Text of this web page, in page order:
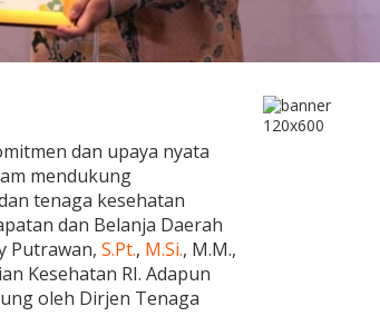
dan upaya nyata
mendukung
tenaga kesehatan
dan Belanja Daerah
Putrawan, S.Pt., M.Si., M.M.,
Kesehatan RI. Adapun
oleh Dirjen Tenaga